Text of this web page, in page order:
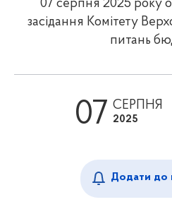
07 серпня 2025 року
засідання Комітету
питань
07 СЕРПНЯ
2025
Додати до